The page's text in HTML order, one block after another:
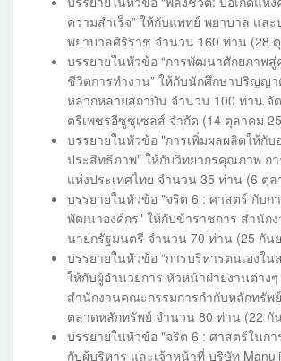
ความสำเร็จ” ให้กับแพทย์ พยาบาล และ
พยาบาลศิริราช จำนวน 160 ท่าน (28
บรรยายในหัวข้อ “การพัฒนาศักยภาพสู่
ชีวิตการทำงาน” ให้กับนักศึกษาปริญญ
หลากหลายสถาบัน จำนวน 100 ท่าน จั
ตรีเพชรอีซูซุเซลส์ จำกัด (14 ตุลาคม
บรรยายในหัวข้อ "การเพิ่มผลผลิตให้กับ
ประสิทธิภาพ" ให้กับวิทยากรคุณภาพ ก
แห่งประเทศไทย จำนวน 35 ท่าน (6 ตุล
บรรยายในหัวข้อ "จริต 6 : ศาสตร์ กับก
พัฒนาองค์กร" ให้กับข้าราชการ สำนัก
นายกรัฐมนตรี จำนวน 70 ท่าน (25 กัน
บรรยายในหัวข้อ “การบริหารตนเองใน
ให้กับผู้อำนวยการ หัวหน้าฝ่ายงานต่าง
สำนักงานคณะกรรมการกำกับหลักทรัพ
ตลาดหลักทรัพย์ จำนวน 80 ท่าน (22 กั
บรรยายในหัวข้อ "จริต 6 : ศาสตร์ในก
กับผู้บริหาร และเจ้าหน้าที่ บริษัท